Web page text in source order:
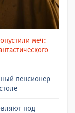
меч:
пенсионер
под